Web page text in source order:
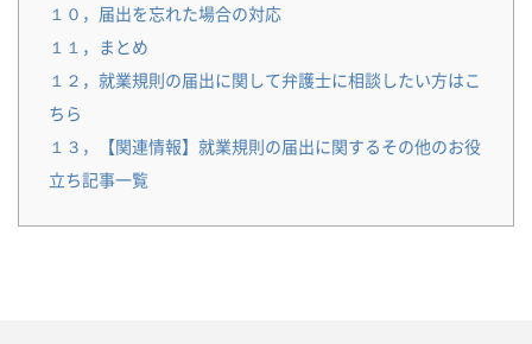
１０，届出を忘れた場合の対応
１１，まとめ
１２，就業規則の届出に関して弁護士に相談したい方はこ
ちら
１３，【関連情報】就業規則の届出に関するその他のお役
立ち記事一覧